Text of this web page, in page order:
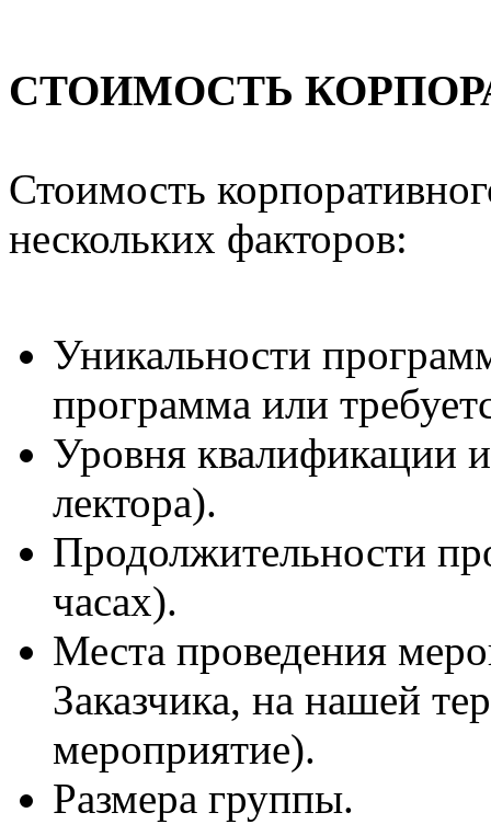
СТОИМОСТЬ
Стоимость
нескольких факторов:
Уникальности
программа или
Уровня квалификации
лектора).
Продолжительности
часах).
Места проведения
Заказчика, на нашей
мероприятие).
Размера группы.